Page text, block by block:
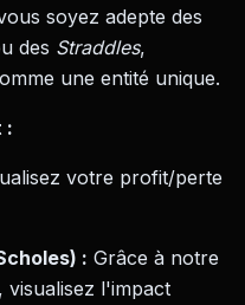
soyez adepte des
des Straddles,
une entité unique.
:
votre profit/perte
: Grâce à notre
visualisez l'impact